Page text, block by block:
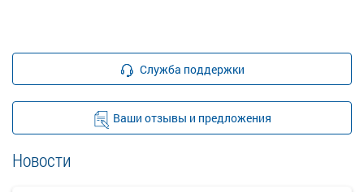
Служба поддержки
Ваши отзывы и предложения
Новости